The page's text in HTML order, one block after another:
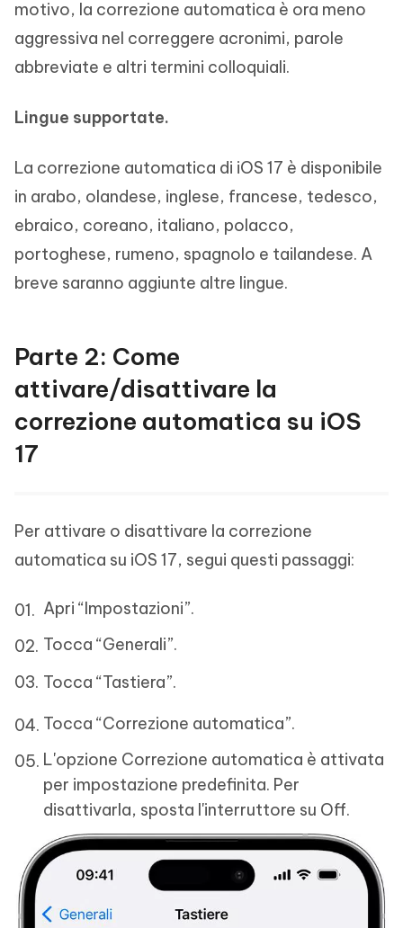
motivo, la correzione automatica è ora meno
aggressiva nel correggere acronimi, parole
abbreviate e altri termini colloquiali.
Lingue supportate.
La correzione automatica di iOS 17 è disponibile
in arabo, olandese, inglese, francese, tedesco,
ebraico, coreano, italiano, polacco,
portoghese, rumeno, spagnolo e tailandese. A
breve saranno aggiunte altre lingue.
Parte 2: Come
attivare/disattivare la
correzione automatica su iOS
17
Per attivare o disattivare la correzione
automatica su iOS 17, segui questi passaggi:
Apri “Impostazioni”.
Tocca “Generali”.
Tocca “Tastiera”.
Tocca “Correzione automatica”.
L'opzione Correzione automatica è attivata
per impostazione predefinita. Per
disattivarla, sposta l'interruttore su Off.